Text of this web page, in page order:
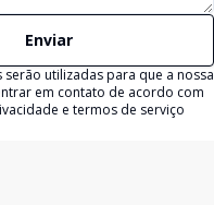
Enviar
serão utilizadas para que a nossa
em contato de acordo com
e termos de serviço